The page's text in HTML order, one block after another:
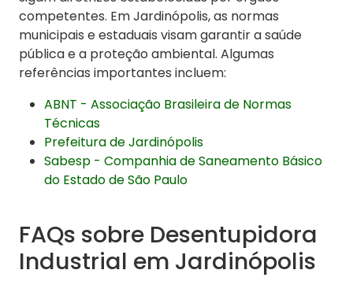
competentes. Em Jardinópolis, as normas
municipais e estaduais visam garantir a saúde
pública e a proteção ambiental. Algumas
referências importantes incluem:
ABNT - Associação Brasileira de Normas
Técnicas
Prefeitura de Jardinópolis
Sabesp - Companhia de Saneamento Básico
do Estado de São Paulo
FAQs sobre Desentupidora
Industrial em Jardinópolis